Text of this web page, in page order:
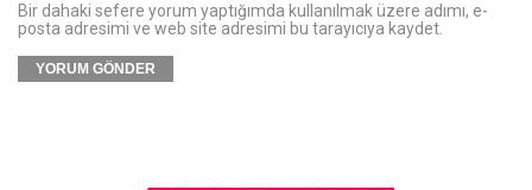
Bir dahaki sefere yorum yaptığımda kullanılmak üzere adımı, e-
posta adresimi ve web site adresimi bu tarayıcıya kaydet.